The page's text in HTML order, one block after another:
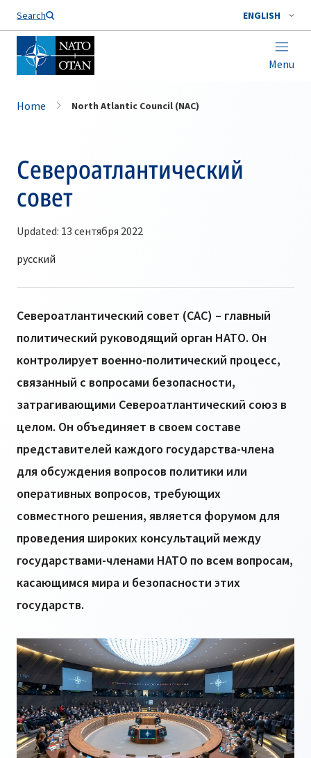
Search ENGLISH
Menu
Home North Atlantic Council (NAC)
Североатлантический
совет
Updated: 13 сентября 2022
Североатлантический совет (САС) – главный
политический руководящий орган НАТО. Он
контролирует военно-политический процесс,
связанный с вопросами безопасности,
затрагивающими Североатлантический союз в
целом. Он объединяет в своем составе
представителей каждого государства-члена
для обсуждения вопросов политики или
оперативных вопросов, требующих
совместного решения, является форумом для
проведения широких консультаций между
государствами-членами НАТО по всем вопросам,
касающимся мира и безопасности этих
государств.